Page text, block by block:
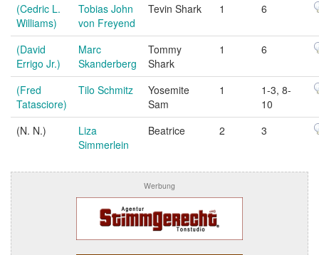
(Cedric L.
Williams)
Tobias John
von Freyend
Tevin Shark 1 6
(David
Errigo Jr.)
Marc
Skanderberg
Tommy
Shark
1 6
(Fred
Tatasciore)
Tilo Schmitz
Yosemite
Sam
1
1-3, 8-
10
(N. N.)
Liza
Simmerlein
Beatrice 2 3
Werbung